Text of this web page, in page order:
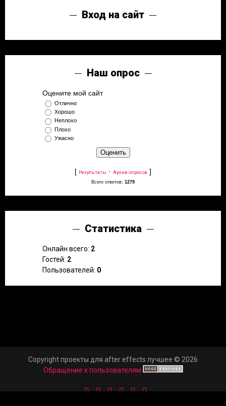
Вход на сайт
Наш опрос
Оцените мой сайт
Отлично
Хорошо
Неплохо
Плохо
Ужасно
[ Результаты · Архив опросов ]
Всего ответов: 1279
Статистика
Онлайн всего: 2
Гостей: 2
Пользователей: 0
Copyright проекты для after effects лучшее © 2026
Обращение к пользователям